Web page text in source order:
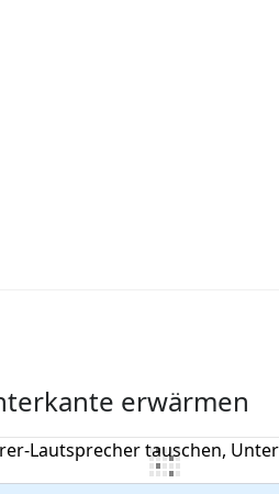
hinzufügen erwärmen